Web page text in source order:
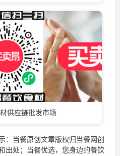
供应链批发市场
：当餐原创文章版权归当餐网创
出处；当餐优选，您身边的餐饮